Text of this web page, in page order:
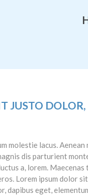
JUSTO DOLOR,
molestie lacus. Aenean
dis parturient
a, lorem.
Lorem ipsum dolor
dapibus eget,